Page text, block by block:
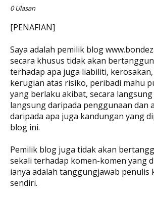
0 Ulasan
[PENAFIAN]
Saya adalah pemilik blog
secara khusus tidak akan
terhadap apa juga liabiliti,
kerugian atas risiko, peribadi mahu
yang berlaku akibat, secara
langsung daripada penggunaan dan
daripada apa juga kandungan yang
blog ini.
Pemilik blog juga tidak akan
sekali terhadap komen-komen yang
ianya adalah tanggungjawab penulis
sendiri.